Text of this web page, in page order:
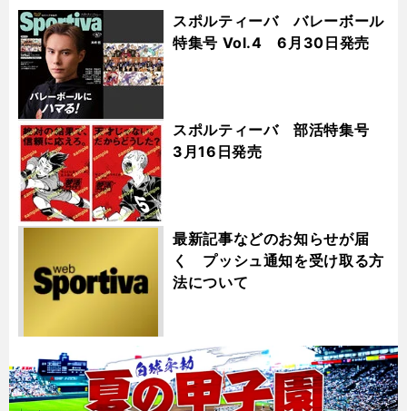
スポルティーバ バレーボール
特集号 Vol.4 6月30日発売
スポルティーバ 部活特集号
3月16日発売
最新記事などのお知らせが届
く プッシュ通知を受け取る方
法について